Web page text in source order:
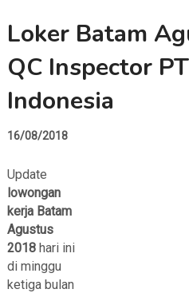
Loker Batam
QC Inspector
Indonesia
16/08/2018
Update
lowongan
kerja Batam
Agustus
2018 hari ini
di minggu
ketiga bulan